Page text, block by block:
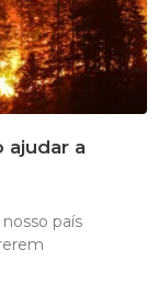
ajudar a
país